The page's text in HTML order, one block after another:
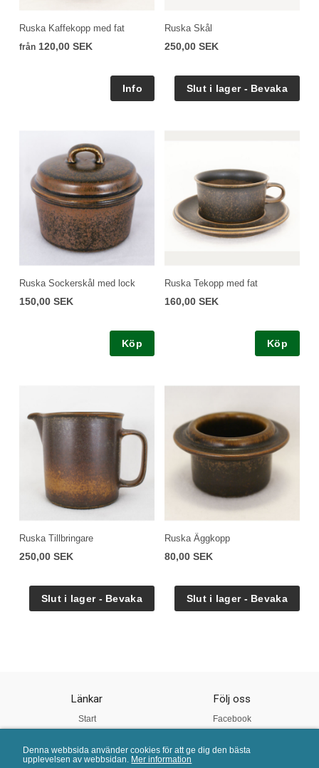
Denna webbsida använder cookies för att ge dig den bästa
upplevelsen av webbsidan. Mer information
Ruska Kaffekopp med fat
från 120,00 SEK
Ruska Skål
250,00 SEK
Ruska Sockerskål med lock
150,00 SEK
Köp
Ruska Tekopp med fat
160,00 SEK
Köp
Ruska Tillbringare
250,00 SEK
Ruska Äggkopp
80,00 SEK
Länkar
Start
Vår Kvalitet
Följ oss
Facebook
Twitter